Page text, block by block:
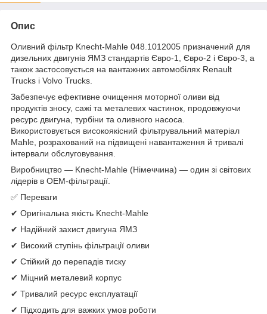
Опис
Оливний фільтр Knecht-Mahle 048.1012005 призначений для
дизельних двигунів ЯМЗ стандартів Євро-1, Євро-2 і Євро-3, а
також застосовується на вантажних автомобілях Renault
Trucks і Volvo Trucks.
Забезпечує ефективне очищення моторної оливи від
продуктів зносу, сажі та металевих частинок, продовжуючи
ресурс двигуна, турбіни та оливного насоса.
Використовується високоякісний фільтрувальний матеріал
Mahle, розрахований на підвищені навантаження й тривалі
інтервали обслуговування.
Виробництво — Knecht-Mahle (Німеччина) — один зі світових
лідерів в OEM-фільтрації.
✅ Переваги
✔ Оригінальна якість Knecht-Mahle
✔ Надійний захист двигуна ЯМЗ
✔ Високий ступінь фільтрації оливи
✔ Стійкий до перепадів тиску
✔ Міцний металевий корпус
✔ Тривалий ресурс експлуатації
✔ Підходить для важких умов роботи